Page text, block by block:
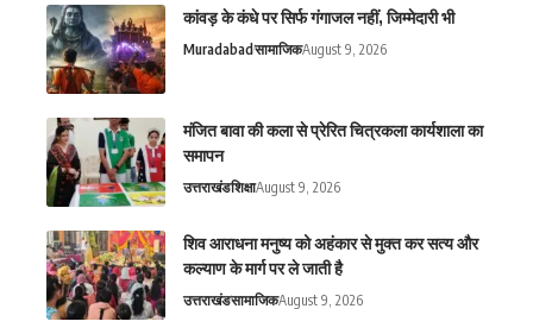
कांवड़ के कंधे पर सिर्फ गंगाजल नहीं, जिम्मेदारी भी
MuradabadसामाजिकAugust 9, 2026
मंजित बावा की कला से प्रेरित चित्रकला कार्यशाला का
समापन
उत्तराखंडशिक्षाAugust 9, 2026
शिव आराधना मनुष्य को अहंकार से मुक्त कर सत्य और
कल्याण के मार्ग पर ले जाती है
उत्तराखंडसामाजिकAugust 9, 2026